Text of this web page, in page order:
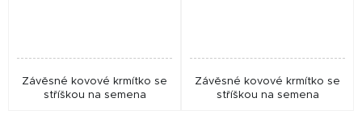
Závěsné kovové krmítko se
stříškou na semena
Závěsné kovové krmítko se
stříškou na semena